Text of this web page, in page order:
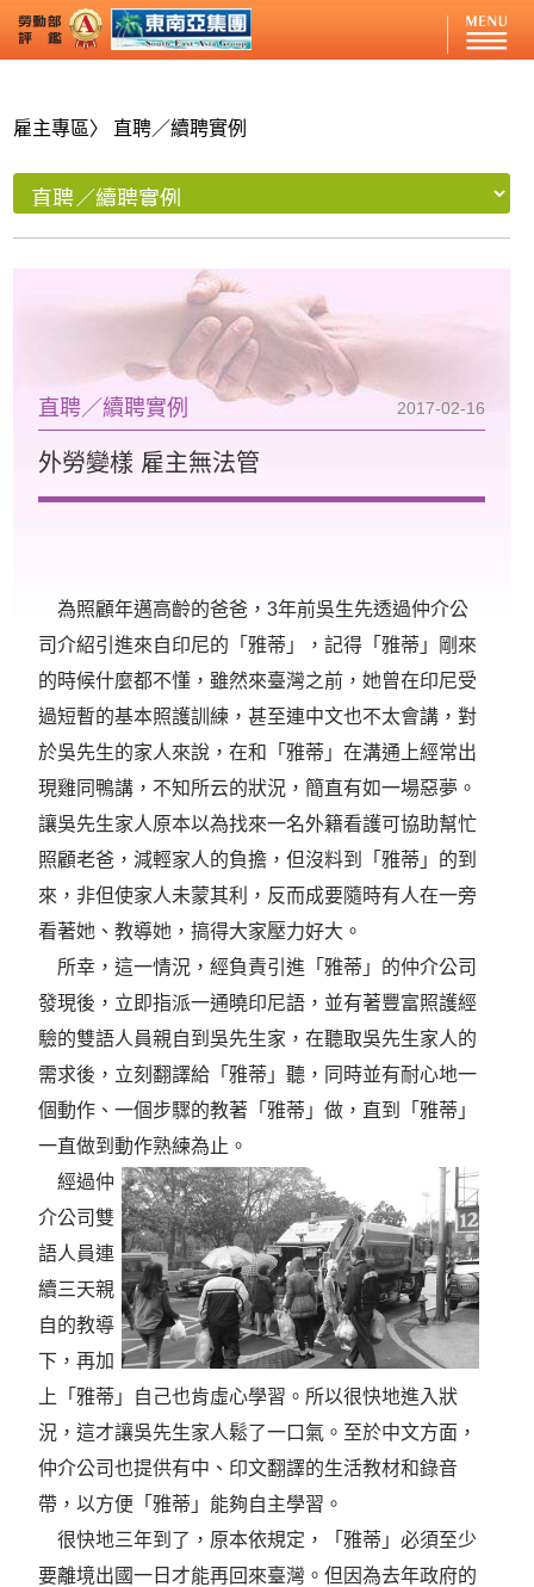
雇主專區〉 直聘／續聘實例
2017-02-16
直聘／續聘實例
外勞變樣 雇主無法管
為照顧年邁高齡的爸爸，3年前吳生先透過仲介公
司介紹引進來自印尼的「雅蒂」，記得「雅蒂」剛來
的時候什麼都不懂，雖然來臺灣之前，她曾在印尼受
過短暫的基本照護訓練，甚至連中文也不太會講，對
於吳先生的家人來說，在和「雅蒂」在溝通上經常出
現雞同鴨講，不知所云的狀況，簡直有如一場惡夢。
讓吳先生家人原本以為找來一名外籍看護可協助幫忙
照顧老爸，減輕家人的負擔，但沒料到「雅蒂」的到
來，非但使家人未蒙其利，反而成要隨時有人在一旁
看著她、教導她，搞得大家壓力好大。
所幸，這一情況，經負責引進「雅蒂」的仲介公司
發現後，立即指派一通曉印尼語，並有著豐富照護經
驗的雙語人員親自到吳先生家，在聽取吳先生家人的
需求後，立刻翻譯給「雅蒂」聽，同時並有耐心地一
個動作、一個步驟的教著「雅蒂」做，直到「雅蒂」
一直做到動作熟練為止。
經過仲
介公司雙
語人員連
續三天親
自的教導
下，再加
上「雅蒂」自己也肯虛心學習。所以很快地進入狀
況，這才讓吳先生家人鬆了一口氣。至於中文方面，
仲介公司也提供有中、印文翻譯的生活教材和錄音
帶，以方便「雅蒂」能夠自主學習。
很快地三年到了，原本依規定，「雅蒂」必須至少
要離境出國一日才能再回來臺灣。但因為去年政府的